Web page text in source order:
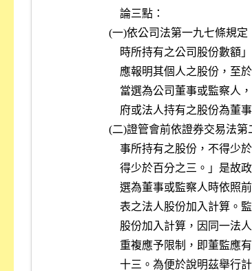
              論三點：
(一)依公司法第一九
時所持有之公司
應報明其個人之
當選為公司董事
府或法人持有之股
(二)證管會前依證券
事所持有之股份
得少於百分之三
選為董事或監察
表之法人股份加
股份加入計算，
重複應予限制，
十三。為便於說